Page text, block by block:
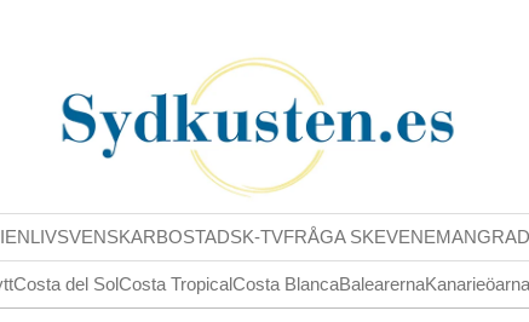
SVENSKARBOSTADSK-TVFRÅGA SKEVENEMANG
Costa del SolCosta TropicalCosta BlancaBalearerna